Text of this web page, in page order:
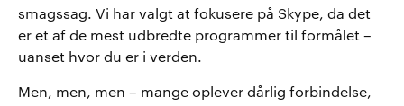
smagssag. Vi har valgt at fokusere på Skype, da det
er et af de mest udbredte programmer til formålet –
uanset hvor du er i verden.
Men, men, men – mange oplever dårlig forbindelse,